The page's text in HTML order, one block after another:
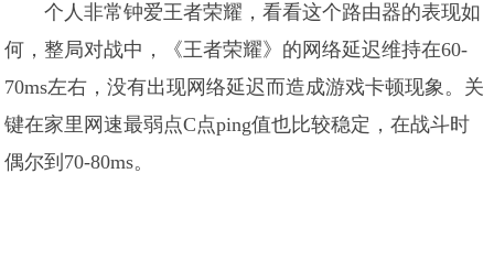
个人非常钟爱王者荣耀，看看这个路由器的表现如
何，整局对战中，《王者荣耀》的网络延迟维持在60-
70ms左右，没有出现网络延迟而造成游戏卡顿现象。关
键在家里网速最弱点C点ping值也比较稳定，在战斗时
偶尔到70-80ms。